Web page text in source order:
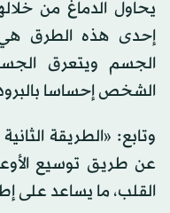
يحاول الدماغ من
إحدى هذه الطرق
الجسم ويتعرق
الشخص إحساسا
وتابع: «الطريقة
عن طريق توسيع
القلب، ما يساعد على